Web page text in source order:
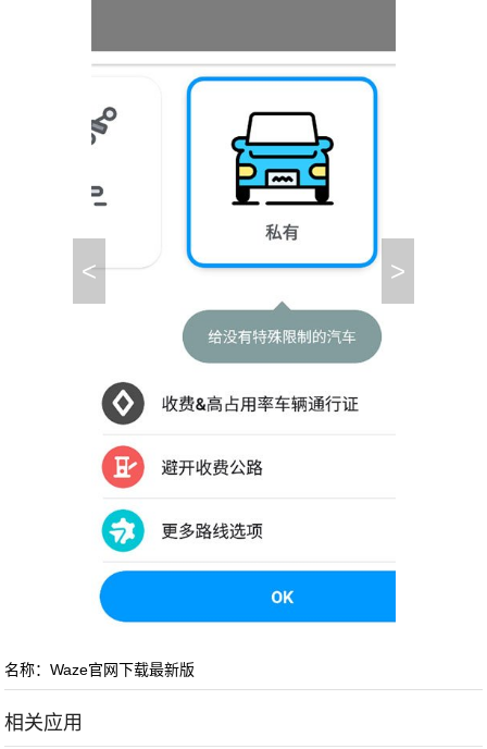
< >
名称：Waze官网下载最新版
相关应用